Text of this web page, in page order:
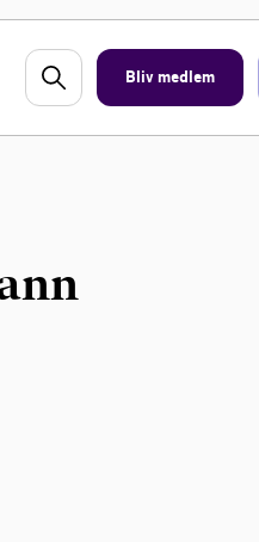
Bliv medlem